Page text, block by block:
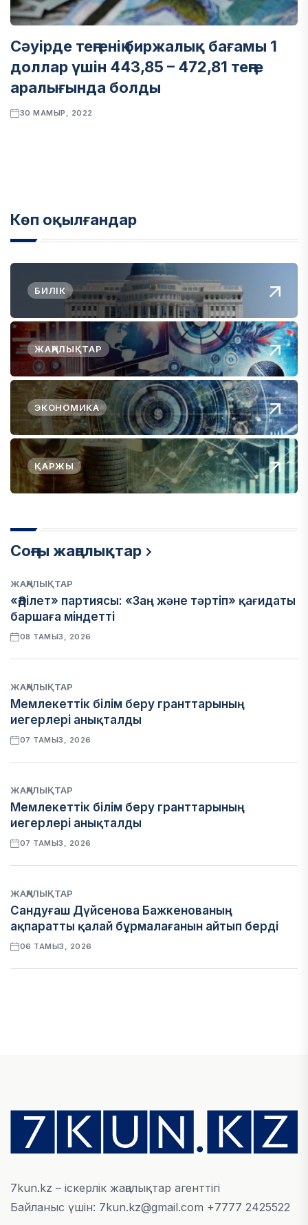
Сәуірде теңгенің биржалық бағамы 1
доллар үшін 443,85 – 472,81 теңге
аралығында болды
30 МАМЫР, 2022
Көп оқылғандар
БИЛІК
ЖАҢАЛЫҚТАР
ЭКОНОМИКА
ҚАРЖЫ
Соңғы жаңалықтар
ЖАҢАЛЫҚТАР
«Әділет» партиясы: «Заң және тәртіп» қағидаты
баршаға міндетті
08 ТАМЫЗ, 2026
ЖАҢАЛЫҚТАР
Мемлекеттік білім беру гранттарының
иегерлері анықталды
07 ТАМЫЗ, 2026
ЖАҢАЛЫҚТАР
Мемлекеттік білім беру гранттарының
иегерлері анықталды
07 ТАМЫЗ, 2026
ЖАҢАЛЫҚТАР
Сандуғаш Дүйсенова Бажкенованың
ақпаратты қалай бұрмалағанын айтып берді
06 ТАМЫЗ, 2026
Алматы қалалық МКД мүлікті сатудан
алынатын салық туралы сұрақтарға жауап
берді
7kun.kz – іскерлік жаңалықтар агенттігі
Байланыс үшін: 7kun.kz@gmail.com +7777 2425522